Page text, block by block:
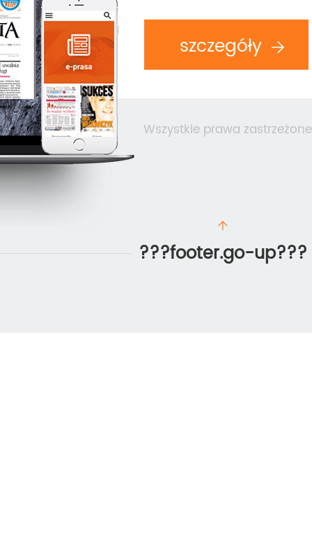
szczegóły
Wszystkie prawa
???footer.go-up???